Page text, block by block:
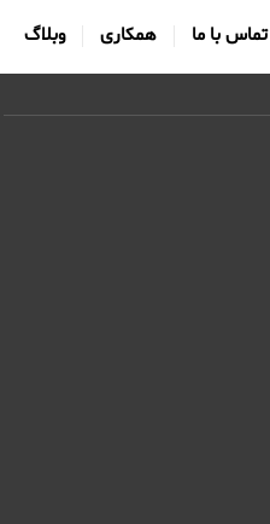
تماس با ما همکاری وبلاگ